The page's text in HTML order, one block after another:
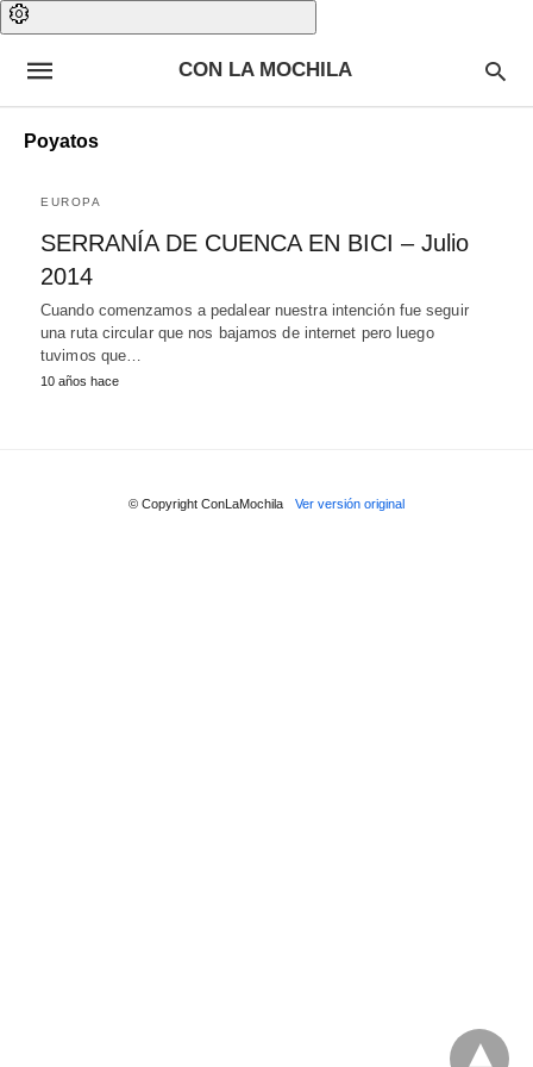
CON LA MOCHILA
Poyatos
EUROPA
SERRANÍA DE CUENCA EN BICI – Julio
2014
Cuando comenzamos a pedalear nuestra intención fue seguir
una ruta circular que nos bajamos de internet pero luego
tuvimos que…
10 años hace
© Copyright ConLaMochila Ver versión original